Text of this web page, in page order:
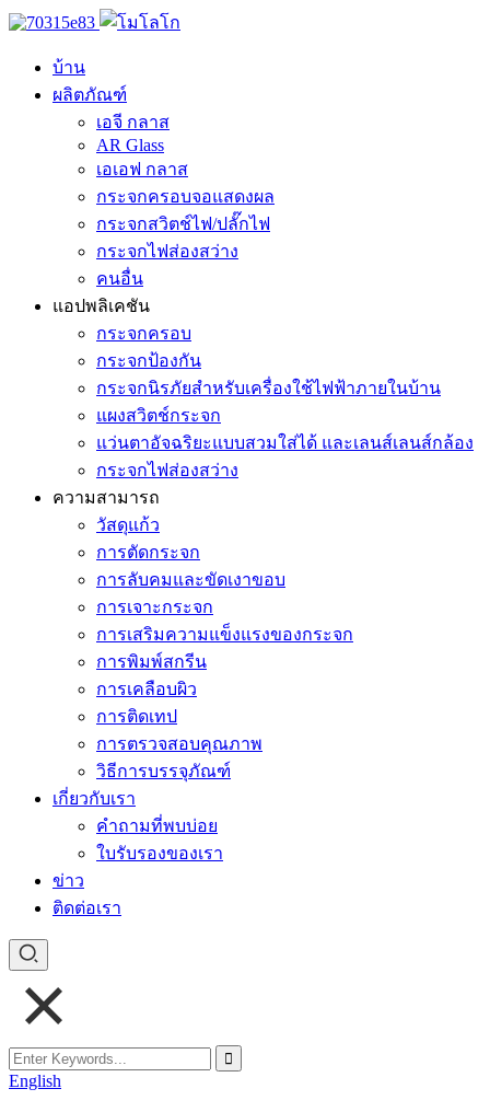
บ้าน
ผลิตภัณฑ์
เอจี กลาส
AR Glass
เอเอฟ กลาส
กระจกครอบจอแสดงผล
กระจกสวิตช์ไฟ/ปลั๊กไฟ
กระจกไฟส่องสว่าง
คนอื่น
แอปพลิเคชัน
กระจกครอบ
กระจกป้องกัน
กระจกนิรภัยสำหรับเครื่องใช้ไฟฟ้าภายในบ้าน
แผงสวิตช์กระจก
แว่นตาอัจฉริยะแบบสวมใส่ได้ และเลนส์เลนส์กล้อง
กระจกไฟส่องสว่าง
ความสามารถ
วัสดุแก้ว
การตัดกระจก
การลับคมและขัดเงาขอบ
การเจาะกระจก
การเสริมความแข็งแรงของกระจก
การพิมพ์สกรีน
การเคลือบผิว
การติดเทป
การตรวจสอบคุณภาพ
วิธีการบรรจุภัณฑ์
เกี่ยวกับเรา
คำถามที่พบบ่อย
ใบรับรองของเรา
ข่าว
ติดต่อเรา
English